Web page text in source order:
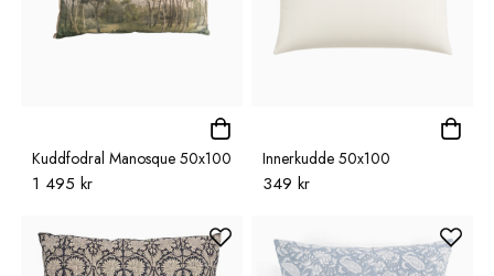
Kuddfodral Manosque 50x100
1 495 kr
Innerkudde 50x100
349 kr